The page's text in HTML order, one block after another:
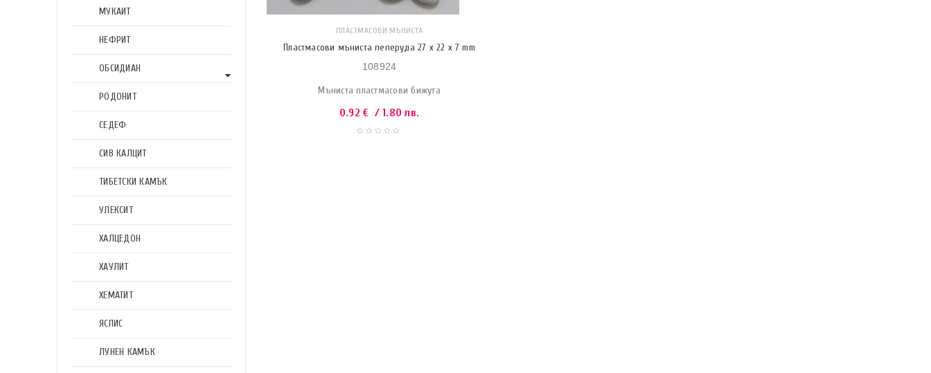
МУКАИТ
НЕФРИТ
ОБСИДИАН
РОДОНИТ
СЕДЕФ
СИВ КАЛЦИТ
ТИБЕТСКИ КАМЪК
УЛЕКСИТ
ХАЛЦЕДОН
ХАУЛИТ
ХЕМАТИТ
ЯСПИС
ЛУНЕН КАМЪК
ПЛАСТМАСОВИ МЪНИСТА
Пластмасови мъниста пеперуда 27 x 22 x 7 mm
108924
Мъниста пластмасови бижута
0.92€ / 1.80 лв.